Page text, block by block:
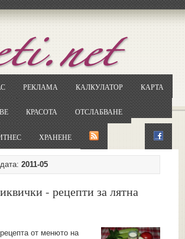
РЕКЛАМА КАЛКУЛАТОР КАРТА
КРАСОТА ОТСЛАБВАНЕ
ХРАНЕНЕ
2011-05
- рецепти за лятна
от менюто на
"Cloxy"
първия резултат
в полето: